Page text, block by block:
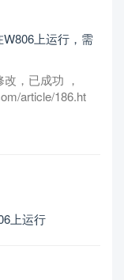
上运行，需
，已成功 ，
article/186.ht
上运行